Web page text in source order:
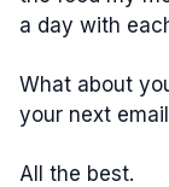
a day with
What about
your next
All the best.